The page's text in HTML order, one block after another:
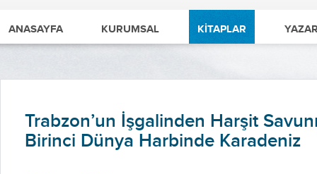
ANASAYFA KURUMSAL KİTAPLAR
Trabzon’un İşgalinden Harşit
Birinci Dünya Harbinde Karadeniz